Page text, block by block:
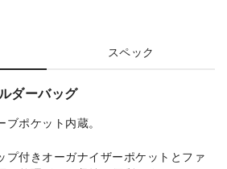
スペック
ダーバッグ
ポケット内蔵。
プ付きオーガナイザーポケットとファ